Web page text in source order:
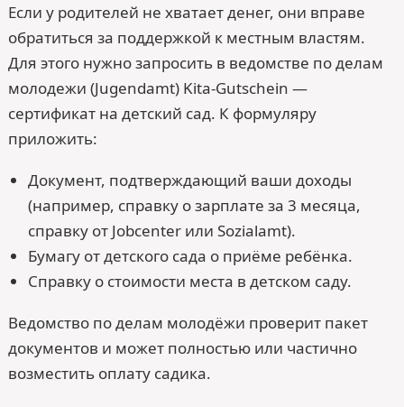
Если у родителей не хватает денег, они вправе
обратиться за поддержкой к местным властям.
Для этого нужно запросить в ведомстве по делам
молодежи (Jugendamt) Kita-Gutschein —
сертификат на детский сад. К формуляру
приложить:
Документ, подтверждающий ваши доходы
(например, справку о зарплате за 3 месяца,
справку от Jobcenter или Sozialamt).
Бумагу от детского сада о приёме ребёнка.
Справку о стоимости места в детском саду.
Ведомство по делам молодёжи проверит пакет
документов и может полностью или частично
возместить оплату садика.